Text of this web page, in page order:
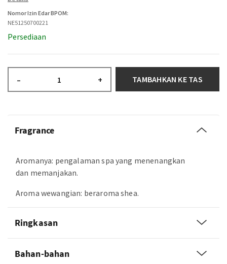
Nomor Izin Edar BPOM:
NE51250700221
Persediaan
– + TAMBAHKAN KE TAS
Fragrance
Aromanya: pengalaman spa yang menenangkan
dan memanjakan.
Aroma wewangian: beraroma shea.
Ringkasan
Bahan-bahan